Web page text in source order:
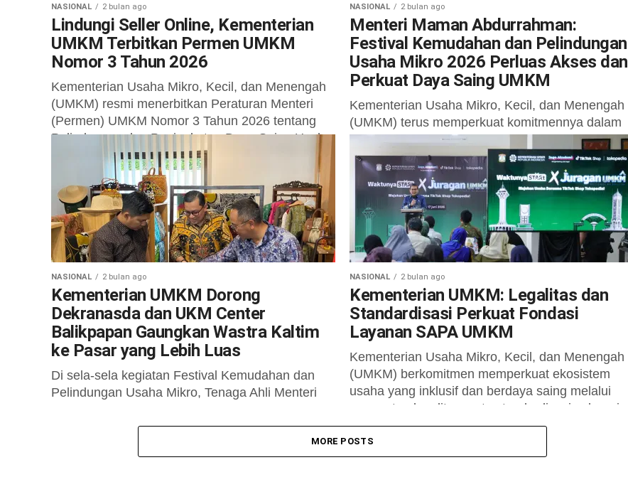
NASIONAL 2 bulan ago
Lindungi Seller Online, Kementerian
UMKM Terbitkan Permen UMKM
Nomor 3 Tahun 2026
Kementerian Usaha Mikro, Kecil, dan Menengah
(UMKM) resmi menerbitkan Peraturan Menteri
(Permen) UMKM Nomor 3 Tahun 2026 tentang
Pelindungan dan Peningkatan Daya Saing Usaha
Mikro dan...
NASIONAL 2 bulan ago
Menteri Maman Abdurrahman:
Festival Kemudahan dan Pelindungan
Usaha Mikro 2026 Perluas Akses dan
Perkuat Daya Saing UMKM
Kementerian Usaha Mikro, Kecil, dan Menengah
(UMKM) terus memperkuat komitmennya dalam
membangun ekosistem usaha yang aman,
inklusif, dan kondusif bagi pengusaha UMKM
agar mampu tumbuh, berdaya...
NASIONAL 2 bulan ago
Kementerian UMKM Dorong
Dekranasda dan UKM Center
Balikpapan Gaungkan Wastra Kaltim
ke Pasar yang Lebih Luas
Di sela-sela kegiatan Festival Kemudahan dan
Pelindungan Usaha Mikro, Tenaga Ahli Menteri
Faisal Anwar, berkesempatan mengunjungi Galeri
NASIONAL 2 bulan ago
Kementerian UMKM: Legalitas dan
Standardisasi Perkuat Fondasi
Layanan SAPA UMKM
Kementerian Usaha Mikro, Kecil, dan Menengah
(UMKM) berkomitmen memperkuat ekosistem
usaha yang inklusif dan berdaya saing melalui
penguatan legalitas serta standardisasi sebagai
fondasi utama bagi pengusaha...
MORE POSTS